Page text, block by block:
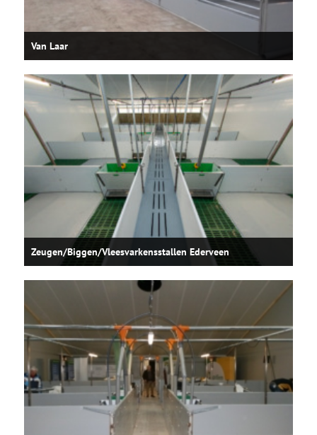
Van Laar
Zeugen/Biggen/Vleesvarkensstallen Ederveen